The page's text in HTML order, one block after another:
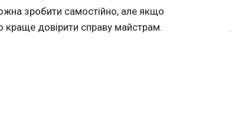
зробити самостійно, але якщо
краще довірити справу майстрам.